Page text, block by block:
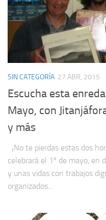
SIN CATEGORÍA 27 ABR, 2015
Escucha esta
Mayo, con
y más
¡No te pierdas estas dos
celebrará el 1º de mayo, en
y unas vidas con trabajos
organizados...